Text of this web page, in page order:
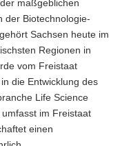
maßgeblichen
der Biotechnologie-
Sachsen heute im
Regionen in
vom Freistaat
die Entwicklung des
Life Science
im Freistaat
einen